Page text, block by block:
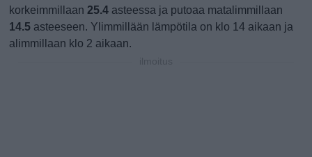
korkeimmillaan25.4 asteessa ja putoaa matalimmillaan
14.5 asteeseen. Ylimmillään lämpötila on klo 14 aikaan ja
alimmillaan klo 2 aikaan.